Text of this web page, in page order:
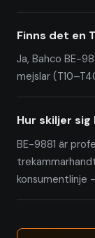
Finns det en
Ja, Bahco BE-
mejslar
Hur skiljer sig
BE-9881 är
konsumentlinje